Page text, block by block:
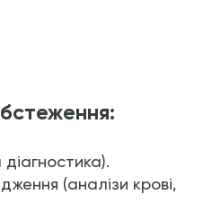
(аналізи крові,